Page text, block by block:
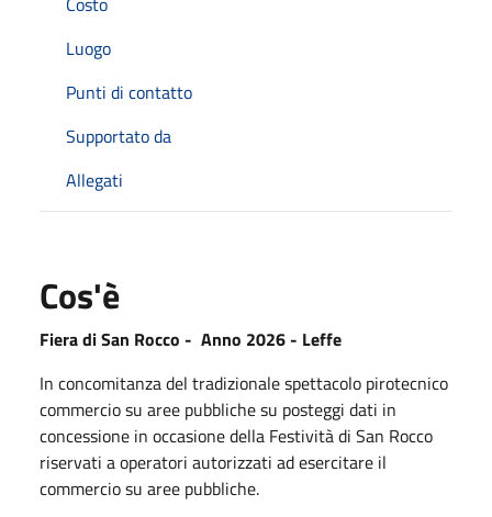
Luogo
Punti di contatto
Supportato da
Allegati
Cos'è
Fiera di San Rocco - Anno 2026 - Leffe
In concomitanza del tradizionale spettacolo pirotecnico
commercio su aree pubbliche su posteggi dati in
concessione in occasione della Festività di San Rocco
riservati a operatori autorizzati ad esercitare il
commercio su aree pubbliche.